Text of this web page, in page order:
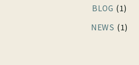
BLOG (1)
NEWS (1)